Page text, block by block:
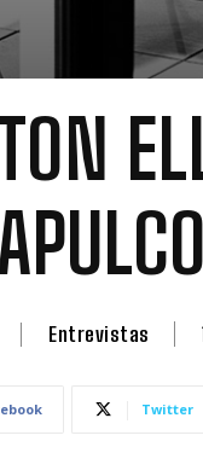
Entrevistas
Twitter